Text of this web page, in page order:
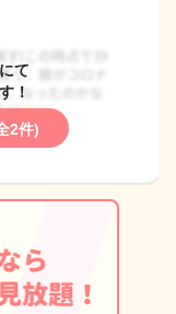
にて
！
2件)